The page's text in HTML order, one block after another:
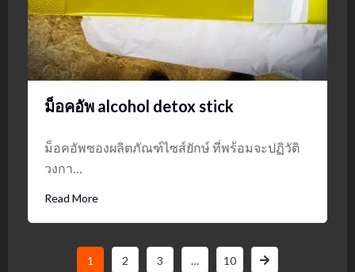
ม็อคอัพ alcohol detox stick
ม็อคอัพซองผลิตภัณฑ์ไซส์ยักษ์ ที่พร้อมจะปฏิวัติ
วงกา…
Read More
1 2 3 … 10